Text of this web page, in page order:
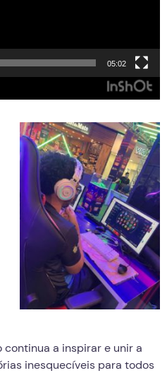
05:02
a inspirar e unir a
inesquecíveis para todos